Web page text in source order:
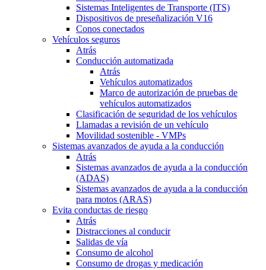
Sistemas Inteligentes de Transporte (ITS)
Dispositivos de preseñalización V16
Conos conectados
Vehículos seguros
Atrás
Conducción automatizada
Atrás
Vehículos automatizados
Marco de autorización de pruebas de
vehículos automatizados
Clasificación de seguridad de los vehículos
Llamadas a revisión de un vehículo
Movilidad sostenible - VMPs
Sistemas avanzados de ayuda a la conducción
Atrás
Sistemas avanzados de ayuda a la conducción
(ADAS)
Sistemas avanzados de ayuda a la conducción
para motos (ARAS)
Evita conductas de riesgo
Atrás
Distracciones al conducir
Salidas de vía
Consumo de alcohol
Consumo de drogas y medicación